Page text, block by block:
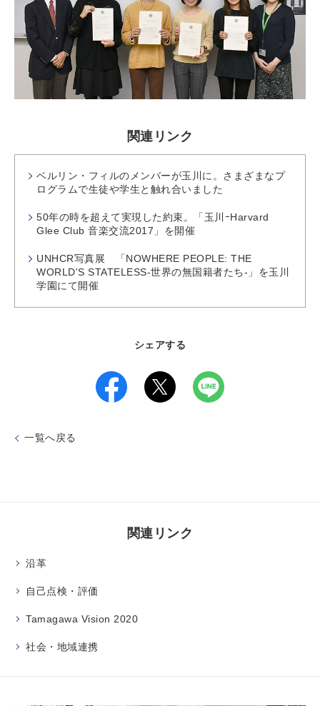
関連リンク
ベルリン・フィルのメンバーが玉川に。さまざまなプ
ログラムで生徒や学生と触れ合いました
50年の時を超えて実現した約束。「玉川ｰHarvard
Glee Club 音楽交流2017」を開催
UNHCR写真展 「NOWHERE PEOPLE: THE
WORLD'S STATELESS-世界の無国籍者たち-」を玉川
学園にて開催
シェアする
一覧へ戻る
関連リンク
沿革
自己点検・評価
Tamagawa Vision 2020
社会・地域連携